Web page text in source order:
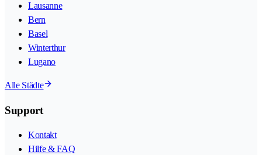
Lausanne
Bern
Basel
Winterthur
Lugano
Alle Städte
Support
Kontakt
Hilfe & FAQ